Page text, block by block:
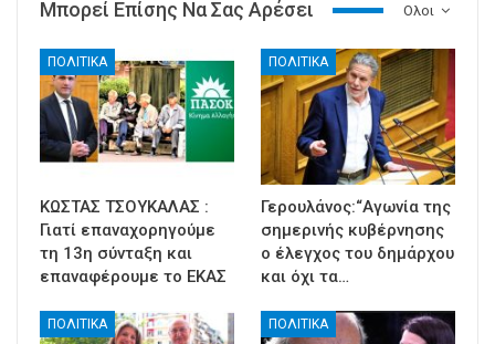
Ολοι
Μπορεί Επίσης Να Σας Αρέσει
ΠΟΛΙΤΙΚΑ
ΚΩΣΤΑΣ ΤΣΟΥΚΑΛΑΣ :
Γιατί επαναχορηγούμε
τη 13η σύνταξη και
επαναφέρουμε το ΕΚΑΣ
ΠΟΛΙΤΙΚΑ
Γερουλάνος:“Αγωνία της
σημερινής κυβέρνησης
ο έλεγχος του δημάρχου
και όχι τα…
ΠΟΛΙΤΙΚΑ ΠΟΛΙΤΙΚΑ